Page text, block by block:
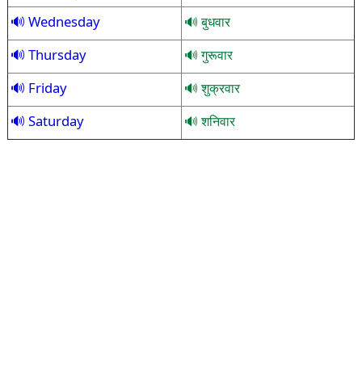
Wednesday बुधवार
Thursday गुरूवार
Friday शुक्रवार
Saturday शनिवार